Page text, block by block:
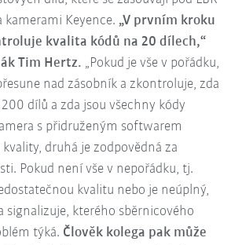
kamerami Keyence. „V prvním kroku
kvalita kódů na 20 dílech,“
Tim Hertz. „Pokud je vše v pořádku,
nad zásobník a zkontroluje, zda
dílů a zda jsou všechny kódy
s přidruženým softwarem
druhá je zodpovědná za
Pokud není vše v nepořádku, tj.
kvalitu nebo je neúplný,
signalizuje, kterého sběrnicového
týká. Člověk kolega pak může